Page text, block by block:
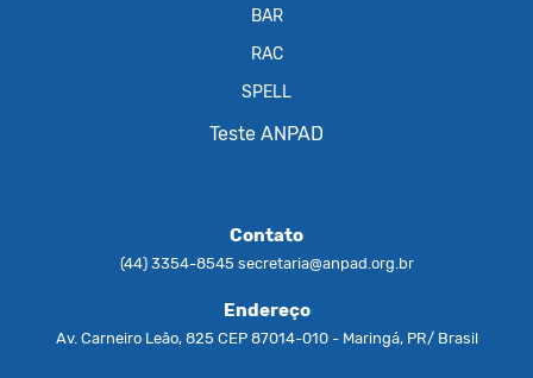
BAR
RAC
SPELL
Teste ANPAD
Contato
(44) 3354-8545 secretaria@anpad.org.br
Endereço
Av. Carneiro Leão, 825 CEP 87014-010 - Maringá, PR/ Brasil